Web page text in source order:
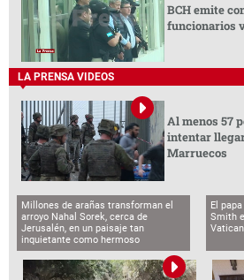
BCH emite
funcionarios
LA PRENSA VIDEOS
Al menos 57
intentar
Marruecos
Millones de arañas transforman el
arroyo Nahal Sorek, cerca de
Jerusalén, en un paisaje tan
inquietante como hermoso
El
Smith